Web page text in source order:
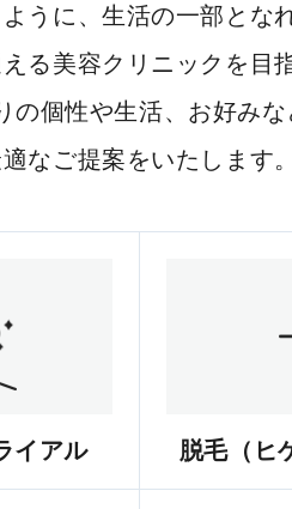
うに、生活の一部とな
る美容クリニックを目
の個性や生活、お好み
なご提案をいたします
イアル 脱毛（ヒ